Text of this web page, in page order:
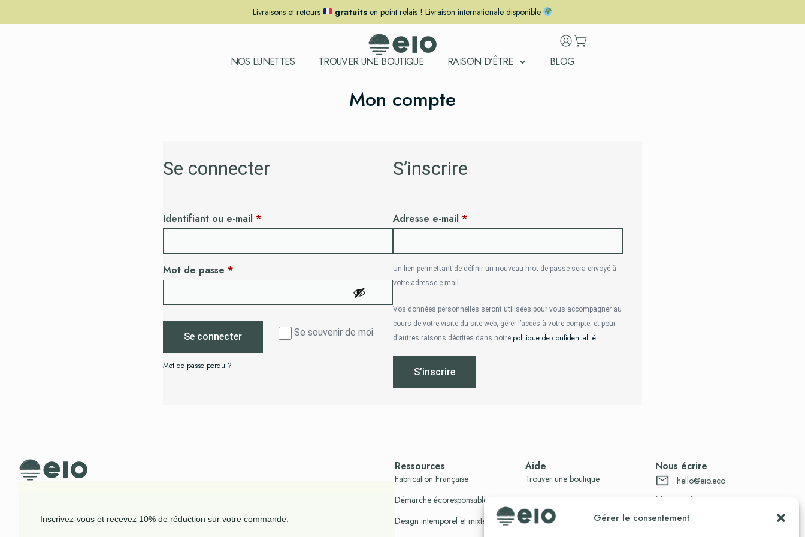
Gérer le consentement
Livraisons et retours gratuitsen point relais ! Livraison internationale disponible
NOS LUNETTES TROUVER UNE BOUTIQUE RAISON D’ÊTRE BLOG
Mon compte
Se connecter
Identifiant ou e-mail *
Mot de passe *
Se souvenir de moi
Se connecter
Mot de passe perdu ?
S’inscrire
Adresse e-mail *
Un lien permettant de définir un nouveau mot de passe sera envoyé à
votre adresse e-mail.
Vos données personnelles seront utilisées pour vous accompagner au
cours de votre visite du site web, gérer l’accès à votre compte, et pour
d’autres raisons décrites dans notre politique de confidentialité.
S’inscrire
Inscrivez-vous et recevez 10% de réduction sur votre commande.
Ressources
Fabrication Française
Démarche écoresponsable
Design intemporel et mixte
Aide
Trouver une boutique
Livraisons & retours
Nos certifications
Nous écrire
hello@eio.eco
Nous suivre